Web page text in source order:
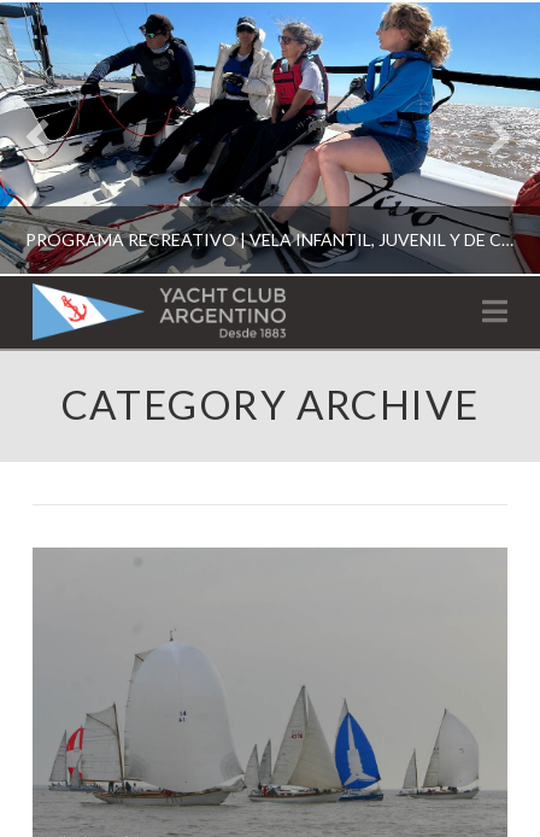
PROGRAMA RECREATIVO | VELA INFANTIL, JUVENIL Y DE CRUCERO 2026
ESCUELA RECREATIVA 2026
YACHT
CLUB
ARGENTINO
CATEGORY ARCHIVE